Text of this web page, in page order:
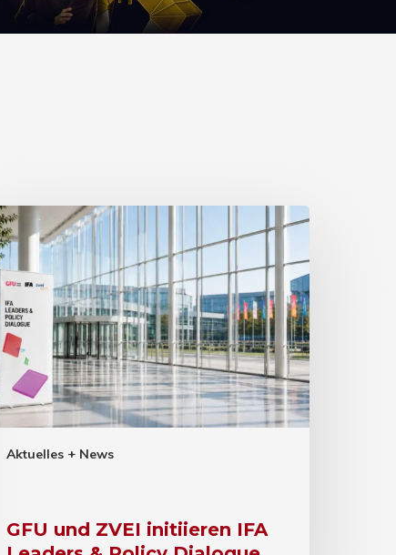
Aktuelles + News
GFU und ZVEI initiieren IFA